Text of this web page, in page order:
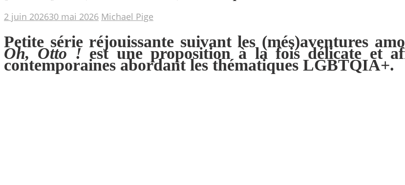
2 juin 202630 mai 2026 Michael Pige
Petite série réjouissante suivant les (més)aventures
Oh, Otto !est une proposition à la fois délicate et
contemporaines abordant les thématiques LGBTQIA+.